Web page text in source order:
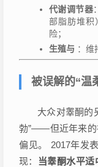
代谢调节器
部脂肪堆积
险；
生殖与 ：维
被误解的“温
大众对睾酮的
勃”——但近年来的
偏见。 2017年发
现：
当睾酮水平